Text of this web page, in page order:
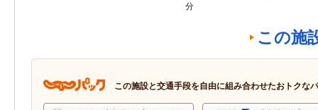
分
この施
この施設と交通手段を自由に組み合わせたおトクな